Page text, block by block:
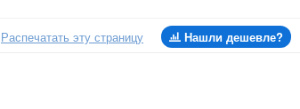
Распечатать эту страницу Нашли дешевле?